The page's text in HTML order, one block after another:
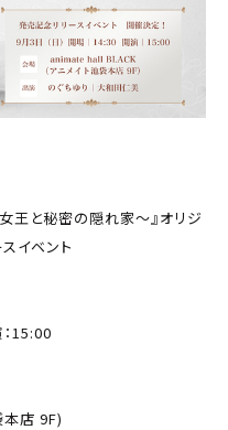
王と秘密の隠れ家〜』オリジ
イベント
15:00
店 9F)